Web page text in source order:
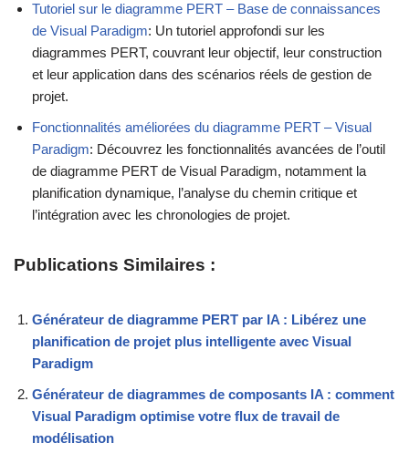
Tutoriel sur le diagramme PERT – Base de connaissances
de Visual Paradigm: Un tutoriel approfondi sur les
diagrammes PERT, couvrant leur objectif, leur construction
et leur application dans des scénarios réels de gestion de
projet.
Fonctionnalités améliorées du diagramme PERT – Visual
Paradigm: Découvrez les fonctionnalités avancées de l’outil
de diagramme PERT de Visual Paradigm, notamment la
planification dynamique, l’analyse du chemin critique et
l’intégration avec les chronologies de projet.
Publications Similaires :
Générateur de diagramme PERT par IA : Libérez une
planification de projet plus intelligente avec Visual
Paradigm
Générateur de diagrammes de composants IA : comment
Visual Paradigm optimise votre flux de travail de
modélisation